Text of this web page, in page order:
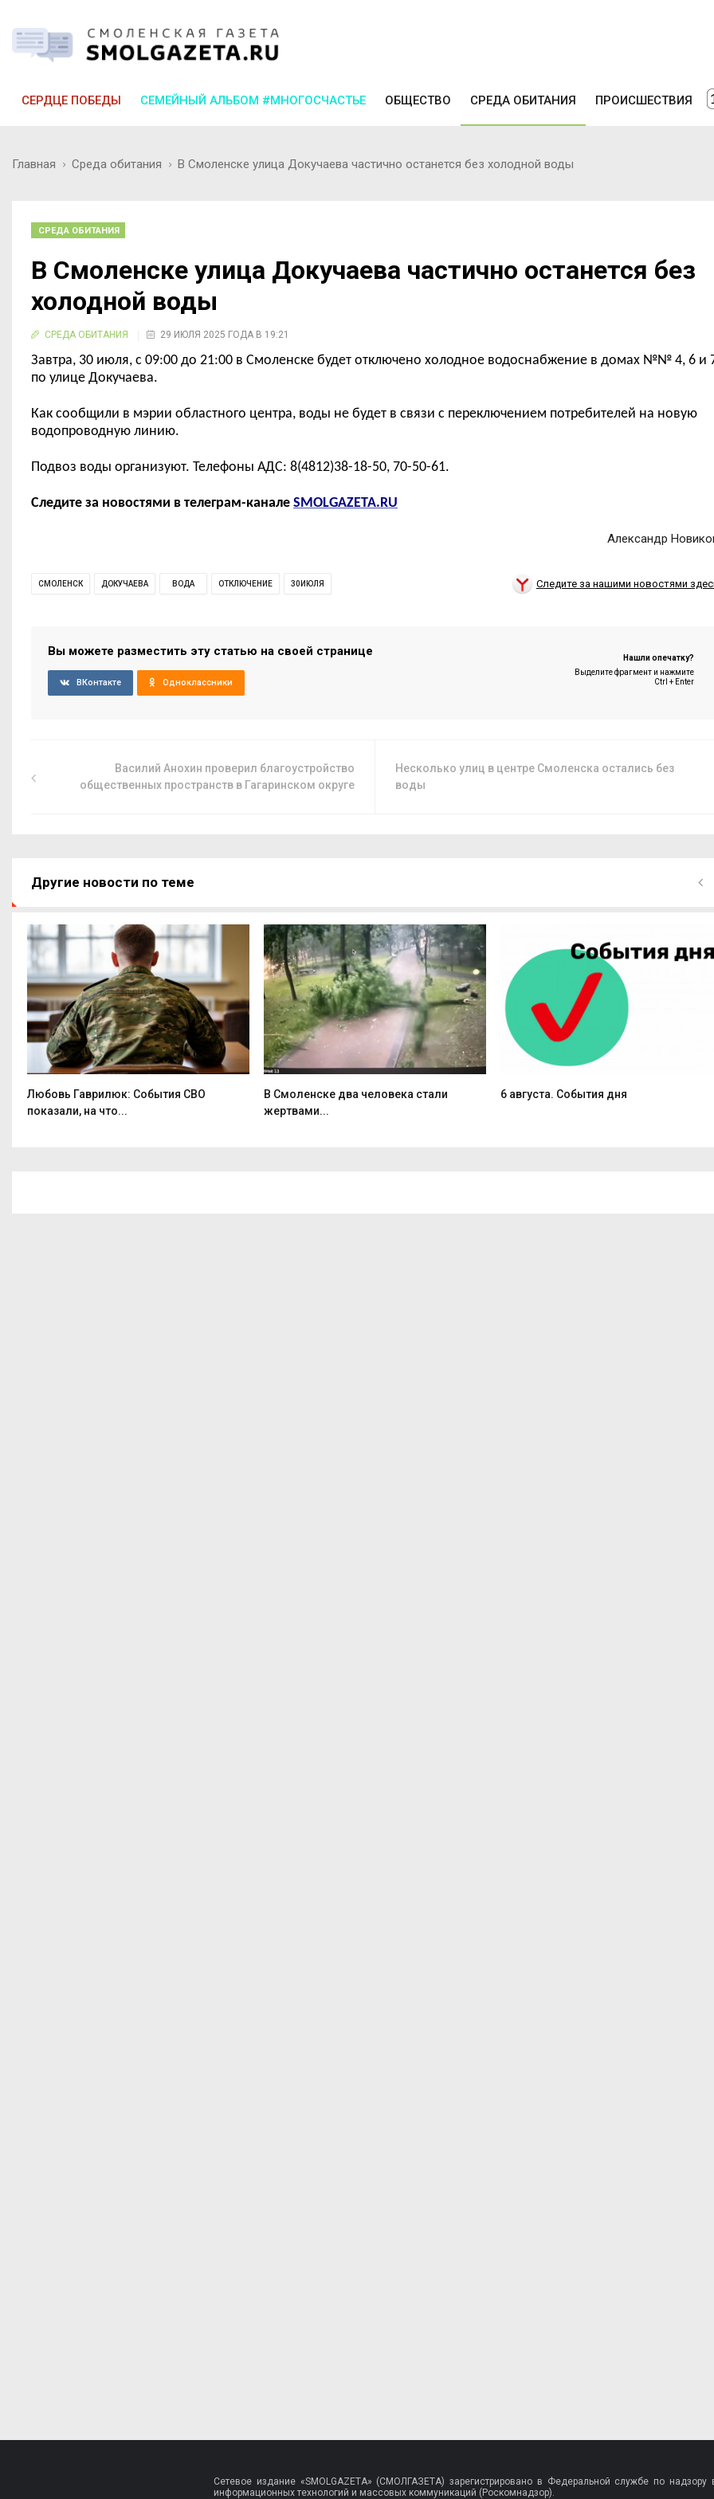
СЕРДЦЕ ПОБЕДЫ СЕМЕЙНЫЙ АЛЬБОМ #МНОГОСЧАСТЬЕ ОБЩЕСТВО СРЕДА ОБИТАНИЯ ПРОИСШЕСТВИЯ
Главная Среда обитания В Смоленске улица Докучаева частично останется без холодной воды
СРЕДА ОБИТАНИЯ
В Смоленске улица Докучаева частично останется без
холодной воды
СРЕДА ОБИТАНИЯ 29 ИЮЛЯ 2025 ГОДА В 19:21
Завтра, 30 июля, с 09:00 до 21:00 в Смоленске будет отключено холодное водоснабжение в домах №№ 4, 6 и
по улице Докучаева.
Как сообщили в мэрии областного центра, воды не будет в связи с переключением потребителей на новую
водопроводную линию.
Подвоз воды организуют. Телефоны АДС: 8(4812)38-18-50, 70-50-61.
Следите за новостями в телеграм-канале SMOLGAZETA.RU
Александр
СМОЛЕНСК ДОКУЧАЕВА ВОДА ОТКЛЮЧЕНИЕ 30ИЮЛЯ Следите за нашими новостями
Вы можете разместить эту статью на своей странице
ВКонтакте Одноклассники
Нашли опечатку?
Выделите фрагмент и нажмите
Ctrl + Enter
Василий Анохин проверил благоустройство
общественных пространств в Гагаринском округе
Несколько улиц в центре Смоленска остались без
воды
Другие новости по теме
Любовь Гаврилюк: События СВО
показали, на что...
В Смоленске два человека стали
жертвами...
6 августа. События дня
Сетевое издание «SMOLGAZETA» (СМОЛГАЗЕТА) зарегистрировано в Федеральной службе по надзору
информационных технологий и массовых коммуникаций (Роскомнадзор).